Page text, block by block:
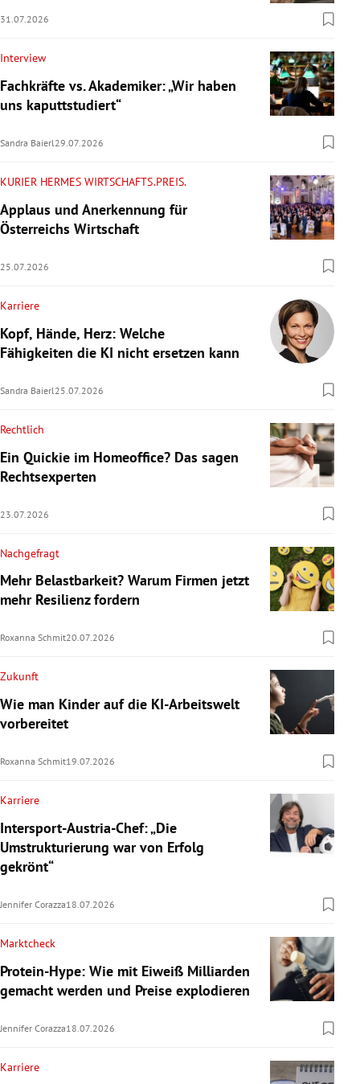
31.07.2026
Interview
Fachkräfte vs. Akademiker: „Wir haben
uns kaputtstudiert“
Sandra Baierl 29.07.2026
KURIER HERMES WIRTSCHAFTS.PREIS.
Applaus und Anerkennung für
Österreichs Wirtschaft
25.07.2026
Karriere
Kopf, Hände, Herz: Welche
Fähigkeiten die KI nicht ersetzen kann
Sandra Baierl 25.07.2026
Rechtlich
Ein Quickie im Homeoffice? Das sagen
Rechtsexperten
23.07.2026
Nachgefragt
Mehr Belastbarkeit? Warum Firmen jetzt
mehr Resilienz fordern
Roxanna Schmit20.07.2026
Zukunft
Wie man Kinder auf die KI-Arbeitswelt
vorbereitet
Roxanna Schmit19.07.2026
Karriere
Intersport-Austria-Chef: „Die
Umstrukturierung war von Erfolg
gekrönt“
Jennifer Corazza18.07.2026
Marktcheck
Protein-Hype: Wie mit Eiweiß Milliarden
gemacht werden und Preise explodieren
Jennifer Corazza18.07.2026
Karriere